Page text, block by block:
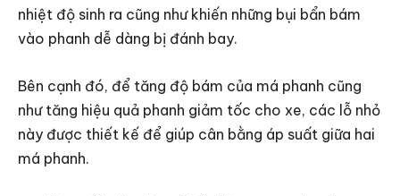
nhiệt độ sinh ra cũng như khiến những bụi bẩn bám
vào phanh dễ dàng bị đánh bay.
Bên cạnh đó, để tăng độ bám của má phanh cũng
như tăng hiệu quả phanh giảm tốc cho xe, các lỗ nhỏ
này được thiết kế để giúp cân bằng áp suất giữa hai
má phanh.